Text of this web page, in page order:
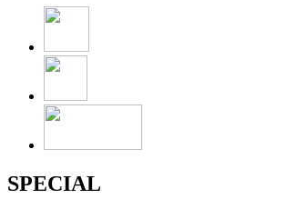
SPECIAL